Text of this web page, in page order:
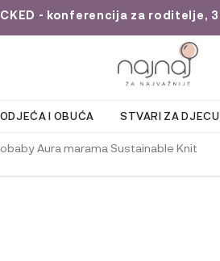
- konferencija za
ODJEĆA I OBUĆA STVARI ZA DJECU
Aura marama Sustainable Knit